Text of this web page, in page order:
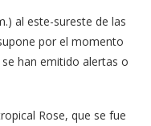
al este-sureste de las
por el momento
han emitido alertas o
Rose, que se fue